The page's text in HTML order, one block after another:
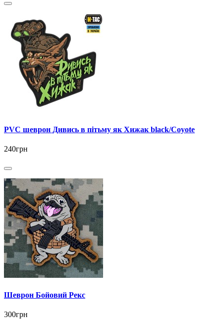
PVC шеврон Дивись в пітьму як Хижак black/Coyote
240грн
Шеврон Бойовий Рекс
300грн